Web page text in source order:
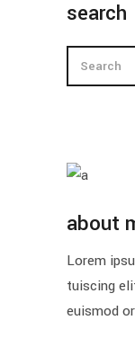
search
about
Lorem
tuiscing
euismod